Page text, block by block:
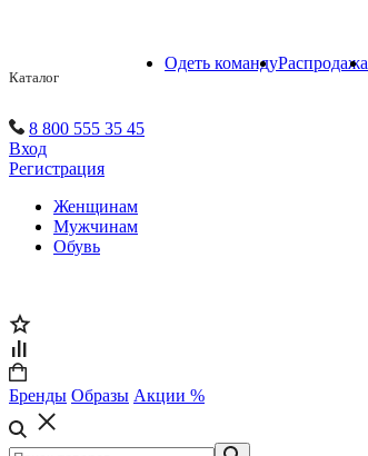
Каталог
Одеть командуРаспродажа
8 800 555 35 45
Вход
Регистрация
Женщинам
Мужчинам
Обувь
Бренды Образы Акции %